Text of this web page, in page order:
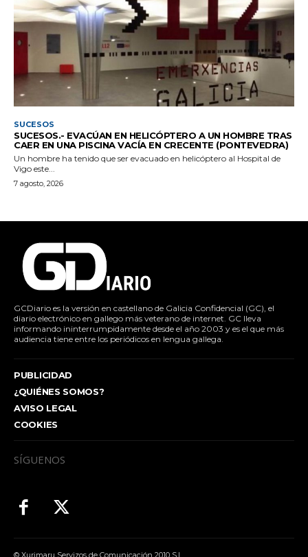
SUCESOS
SUCESOS.- EVACÚAN EN HELICÓPTERO A UN HOMBRE TRAS
CAER EN UNA PISCINA VACÍA EN CRECENTE (PONTEVEDRA)
Un hombre ha tenido que ser evacuado en helicóptero al Hospital de
Vigo este...
7 agosto, 2026
GCDiario es la versión en castellano de Galicia Confidencial (GC), el
diario electrónico en gallego más veterano de internet. GC lleva
informando ininterrumpidamente desde el año 2003 y es el que más
audiencia tiene entre los periódicos en lengua gallega.
PUBLICIDAD
¿QUIÉNES SOMOS?
AVISO LEGAL
COOKIES
SÍGUENOS
© Xurimaru Servizos de Comunicación 2010 S.L.